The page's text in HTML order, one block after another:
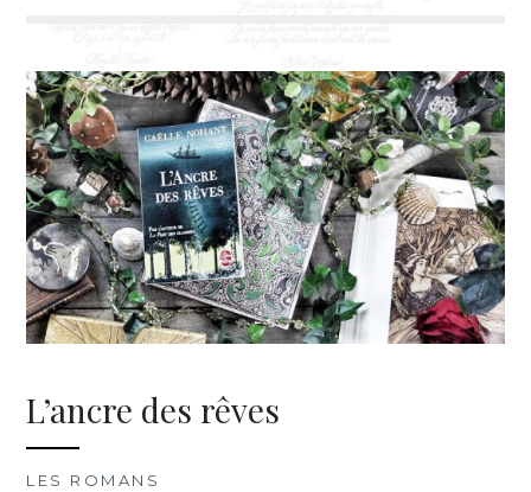
L’ancre des rêves
LES ROMANS